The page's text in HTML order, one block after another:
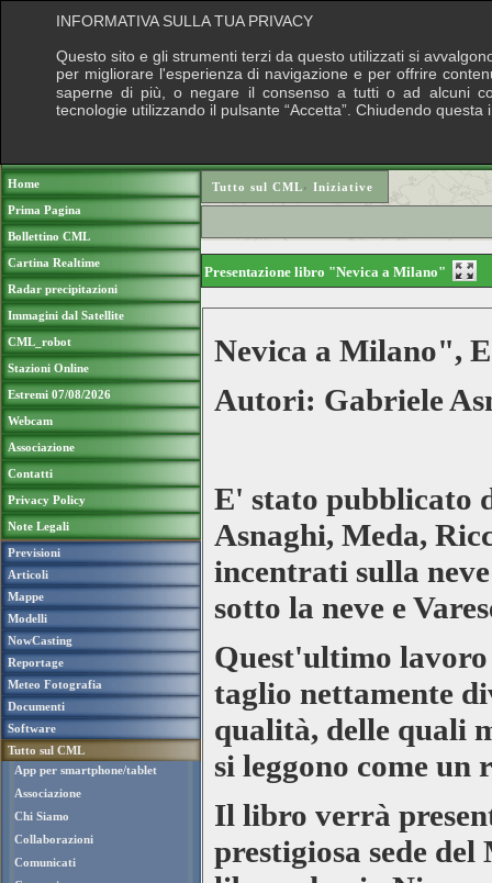
Home
Prima Pagina
Bollettino CML
Cartina Realtime
Radar precipitazioni
Immagini dal Satellite
CML_robot
Stazioni Online
Estremi 07/08/2026
Webcam
Associazione
Contatti
Privacy Policy
Note Legali
Previsioni
Articoli
Mappe
Modelli
NowCasting
Reportage
Meteo Fotografia
Documenti
Software
Tutto sul CML
App per smartphone/tablet
Associazione
Chi Siamo
Collaborazioni
Comunicati
Tutto sul CML› Iniziative
Presentazione libro "Nevica a Milano"
Nevica a Milano",
Autori: Gabriele
E' stato pubblicato
Asnaghi, Meda,
incentrati sulla
sotto la neve e
Quest'ultimo
taglio nettamente
qualità, delle quali
si leggono come un
Il libro verrà
prestigiosa sede
INFORMATIVA SULLA TUA PRIVACY
Questo sito e gli strumenti terzi da questo utilizzati si
per migliorare l'esperienza di navigazione e per offrire
saperne di più, o negare il consenso a tutti o ad alcuni
tecnologie utilizzando il pulsante “Accetta”. Chiudendo